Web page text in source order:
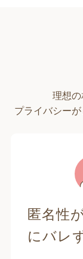
理想
プライバシー
匿名性
にバレ